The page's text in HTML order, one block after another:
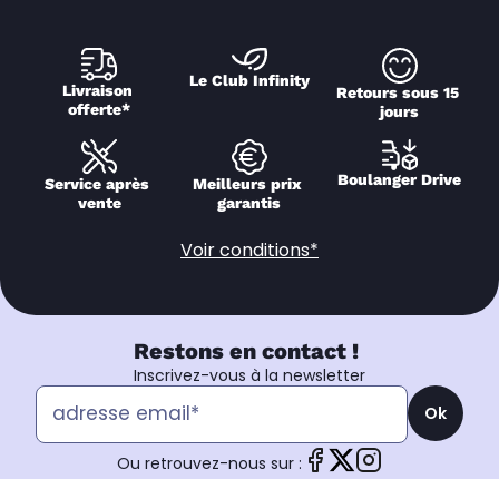
Livraison
offerte*
Le Club Infinity
Retours sous 15
jours
Service après
vente
Meilleurs prix
garantis
Boulanger Drive
Voir conditions*
Restons en contact !
Inscrivez-vous à la newsletter
Ok
Ou retrouvez-nous sur :